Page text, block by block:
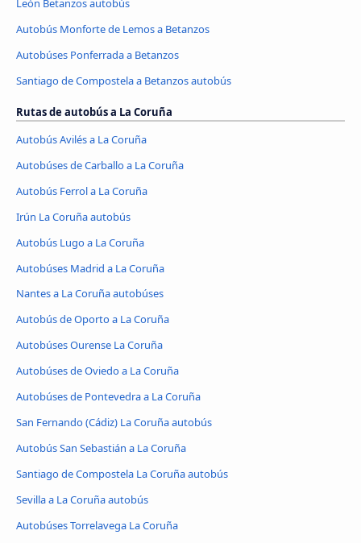
León Betanzos autobús
Autobús Monforte de Lemos a Betanzos
Autobúses Ponferrada a Betanzos
Santiago de Compostela a Betanzos autobús
Rutas de autobús a La Coruña
Autobús Avilés a La Coruña
Autobúses de Carballo a La Coruña
Autobús Ferrol a La Coruña
Irún La Coruña autobús
Autobús Lugo a La Coruña
Autobúses Madrid a La Coruña
Nantes a La Coruña autobúses
Autobús de Oporto a La Coruña
Autobúses Ourense La Coruña
Autobúses de Oviedo a La Coruña
Autobúses de Pontevedra a La Coruña
San Fernando (Cádiz) La Coruña autobús
Autobús San Sebastián a La Coruña
Santiago de Compostela La Coruña autobús
Sevilla a La Coruña autobús
Autobúses Torrelavega La Coruña